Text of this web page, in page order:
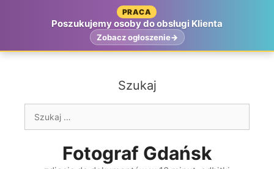
PRACA
Poszukujemy osoby do obsługi Klienta
Zobacz ogłoszenie
Szukaj
Fotograf Gdańsk